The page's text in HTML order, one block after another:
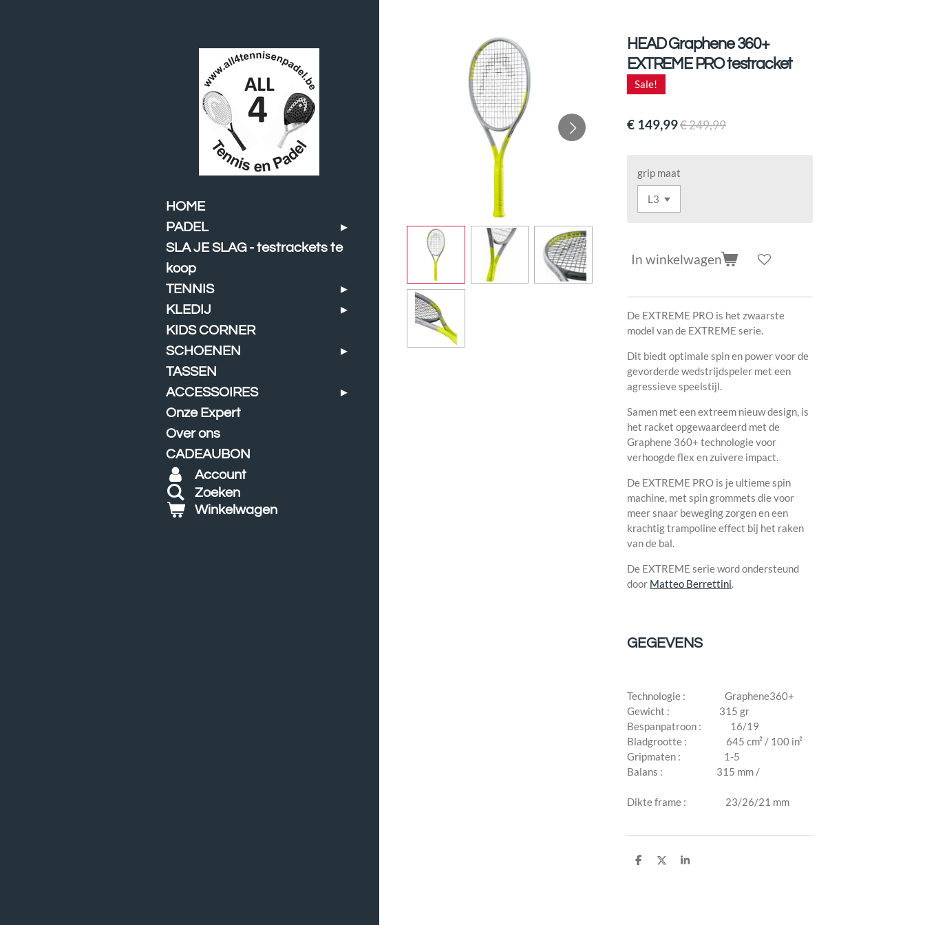
HEAD Graphene 360+
EXTREME PRO testracket
Sale!
€ 149,99€ 249,99
grip maat
In winkelwagen
De EXTREME PRO is het zwaarste
model van de EXTREME serie.
Dit biedt optimale spin en power voor de
gevorderde wedstrijdspeler met een
agressieve speelstijl.
Samen met een extreem nieuw design, is
het racket opgewaardeerd met de
Graphene 360+ technologie voor
verhoogde flex en zuivere impact.
De EXTREME PRO is je ultieme spin
machine, met spin grommets die voor
meer snaar beweging zorgen en een
krachtig trampoline effect bij het raken
van de bal.
De EXTREME serie word ondersteund
door Matteo Berrettini
GEGEVENS
Technologie : Graphene360+
Gewicht : 315 gr
Bespanpatroon : 16/19
Bladgrootte : 645 cm² / 100 in²
Gripmaten : 1-5
Balans : 315 mm /
Dikte frame : 23/26/21 mm
D
D
S
HOME
PADEL
SLA JE SLAG - testrackets te
koop
TENNIS
KLEDIJ
KIDS CORNER
SCHOENEN
TASSEN
ACCESSOIRES
Onze Expert
Over ons
CADEAUBON
Account
Zoeken
Winkelwagen